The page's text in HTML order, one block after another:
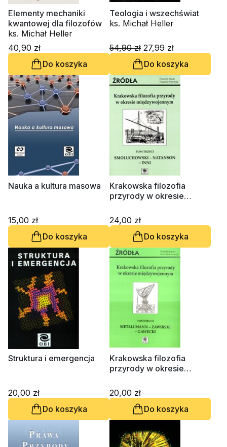
Elementy mechaniki
kwantowej dla filozofów
ks. Michał Heller
40,90 zł
Do koszyka
Teologia i wszechświat
ks. Michał Heller
54,90 zł 27,99 zł
Do koszyka
Nauka a kultura masowa
15,00 zł
Do koszyka
Krakowska filozofia
przyrody w okresie
24,00 zł
Do koszyka
Struktura i emergencja
20,00 zł
Do koszyka
Krakowska filozofia
przyrody w okresie
20,00 zł
Do koszyka